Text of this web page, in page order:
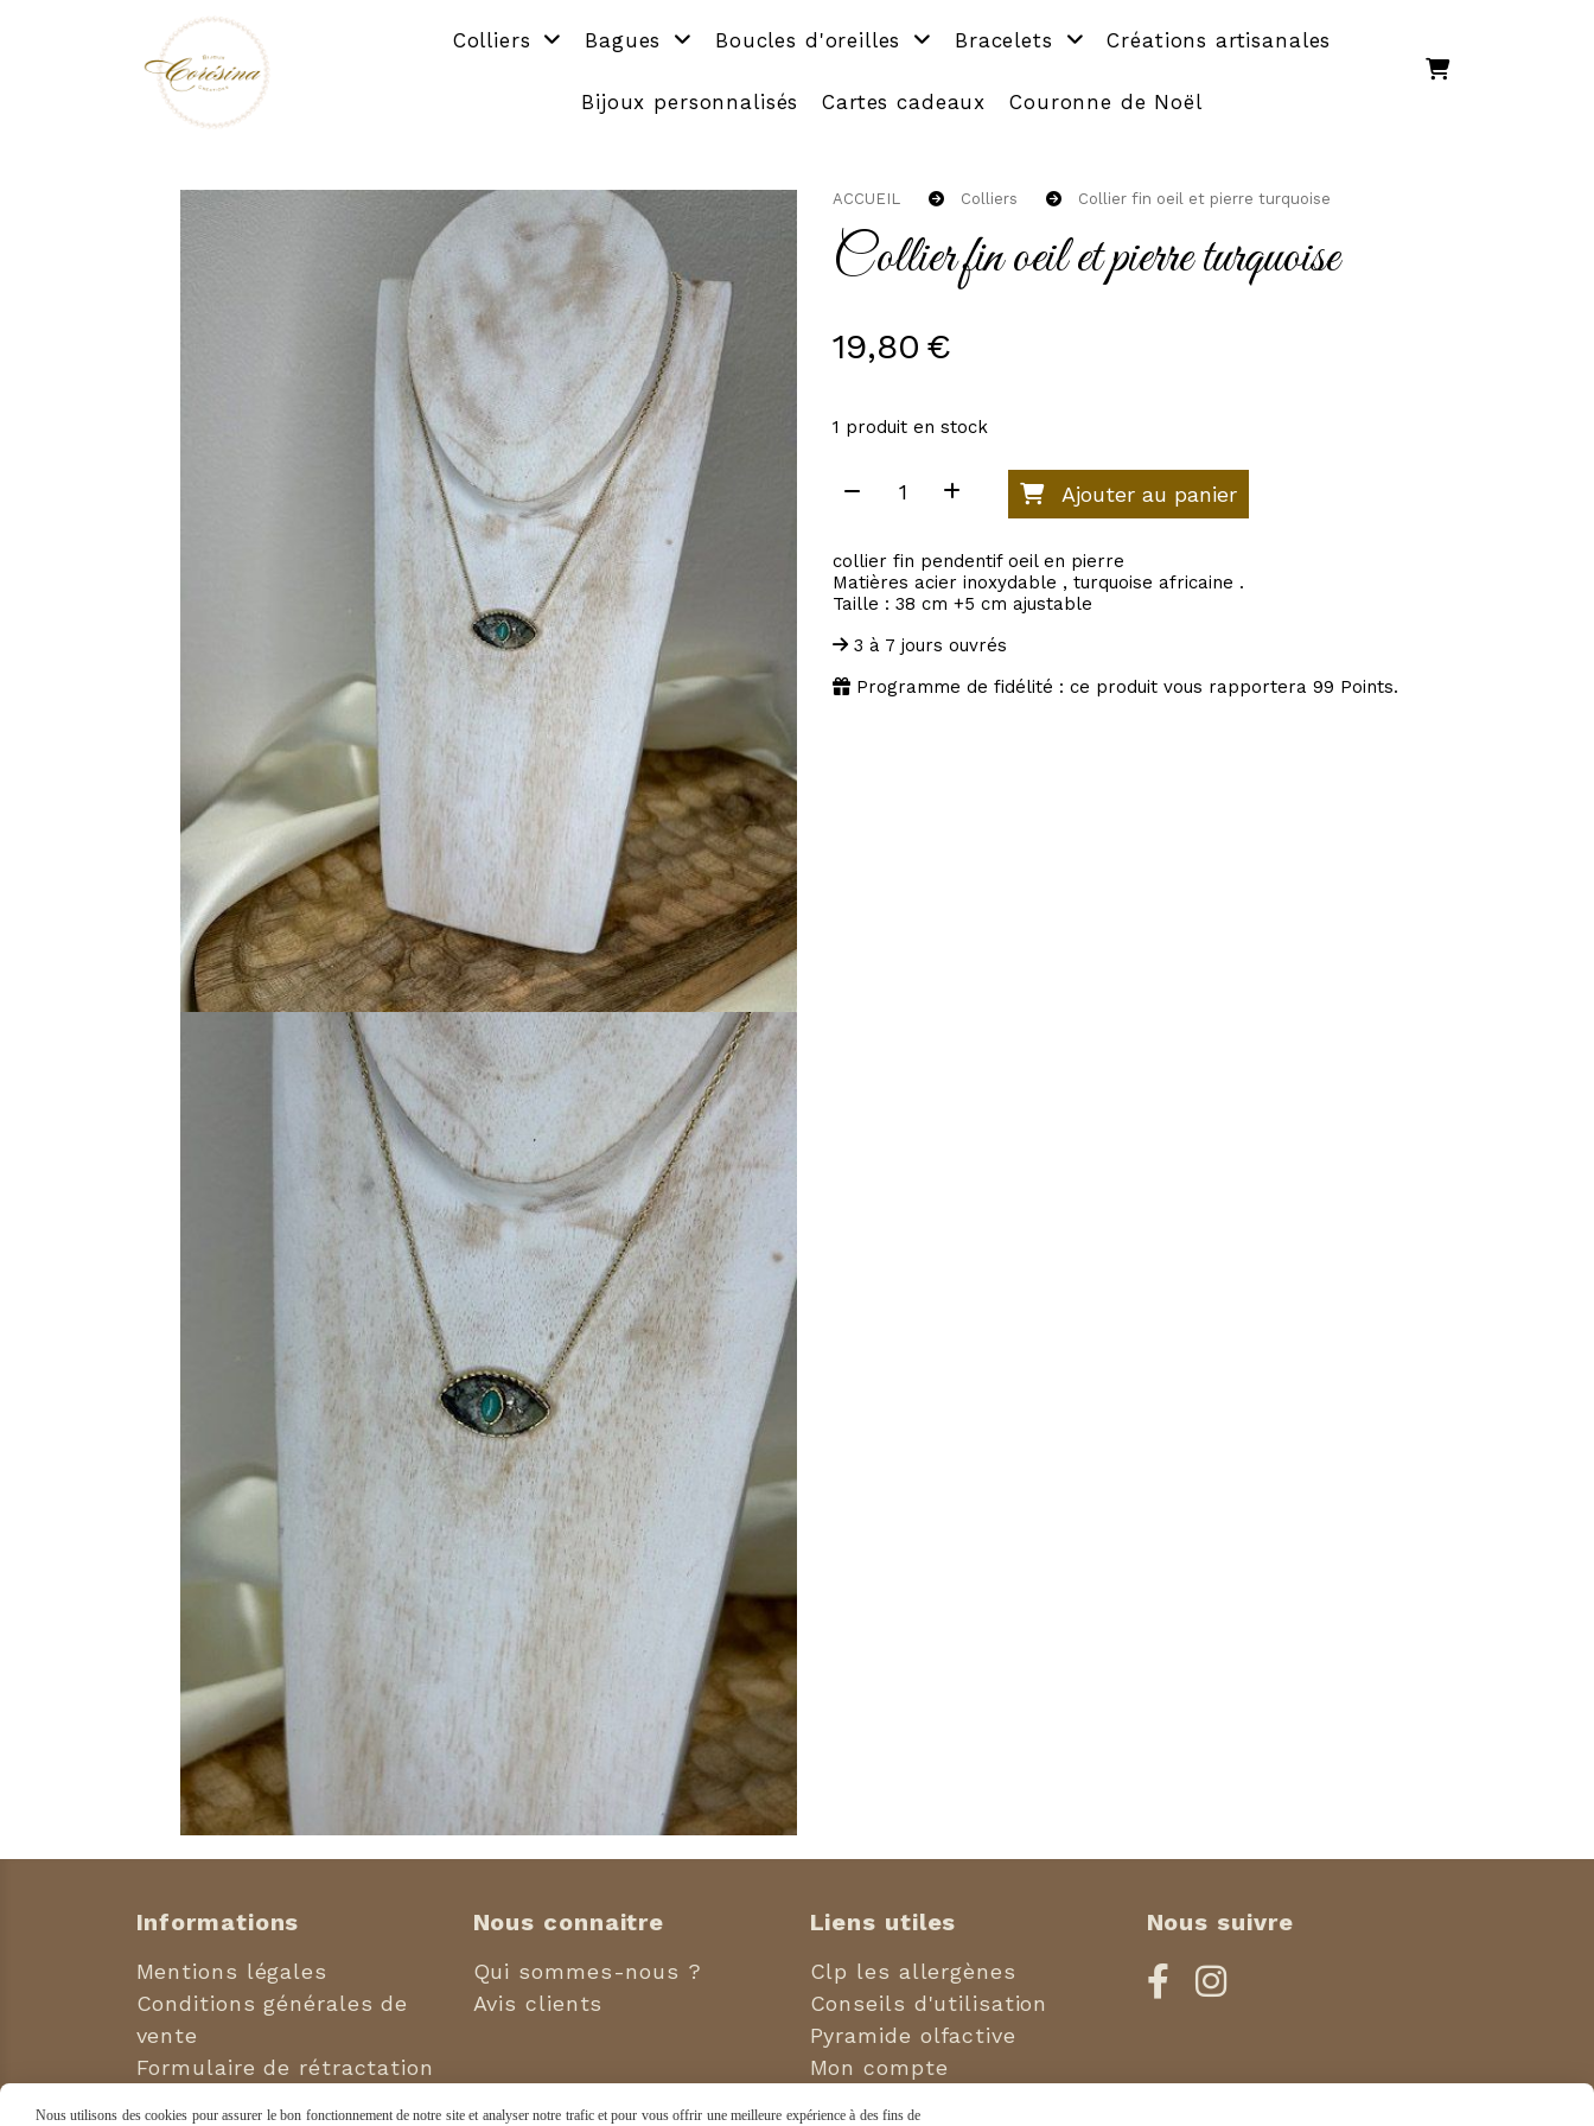
Colliers Bagues Boucles d'oreilles Bracelets Créations artisanales
Bijoux personnalisés Cartes cadeaux Couronne de Noël
ACCUEIL Colliers Collier fin oeil et pierre turquoise
Collier fin oeil et pierre turquoise
19,80 €
1 produit en stock
Ajouter au panier
collier fin pendentif oeil en pierre
Matières acier inoxydable , turquoise africaine .
Taille : 38 cm +5 cm ajustable
3 à 7 jours ouvrés
Programme de fidélité : ce produit vous rapportera 99 Points.
Informations
Mentions légales
Conditions générales de
vente
Formulaire de rétractation
Nous connaitre
Qui sommes-nous ?
Avis clients
Liens utiles
Clp les allergènes
Conseils d'utilisation
Pyramide olfactive
Mon compte
Nous suivre
 
Nous utilisons des cookies pour assurer le bon fonctionnement de notre site et analyser notre trafic et pour vous offrir une meilleure expérience à des fins de